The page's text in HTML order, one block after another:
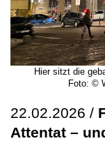
Hier sitzt die
Foto: ©
22.02.2026 /
Attentat –